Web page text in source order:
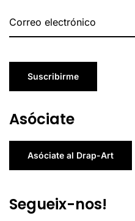
Suscribirme
Asóciate
Asóciate al Drap-Art
Segueix-nos!